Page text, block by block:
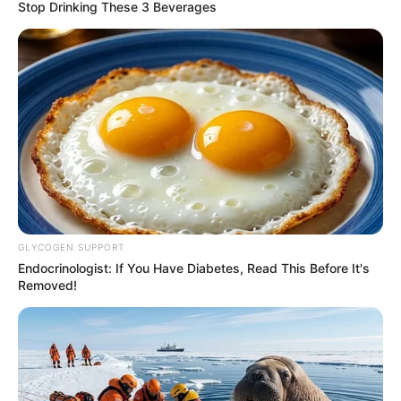
PRONOSTIC QUINTÉ du jour dans la réunion n°1 sur
l’hippodrome de VINCENNES – PRIX DE BRETAGNE-
AMERIQUE RACES Q1.
Course de Trot attelé, pour un parcours de 2700 mètres.
Le Quinté du jour ce sont 18 Partants au départ de ce
Tiercé Quinté.
pour voir les Astro Gagnants des jours précédents.****
PRONOSTIC QUINTÉ de la Base Prono, Bruit
d’écurie et coup de Poker pour un couplé ou
2sur4 dans le PRIX DE BRETAGNE-AMERIQUE
Stop Drinking These 3 Beverages
GLYCOGEN SUPPORT
Endocrinologist: If You Have Diabetes, Read This Before It's
Removed!